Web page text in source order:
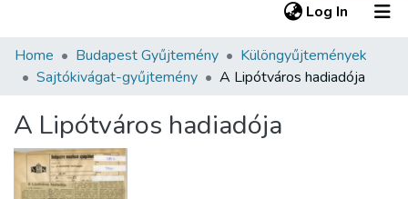
Log In (current)
Communities & Collections
Statistics
About us
Home Budapest Gyűjtemény
Különgyűjtemények
Sajtókivágat-gyűjtemény
A Lipótváros hadiadója
A Lipótváros hadiadója